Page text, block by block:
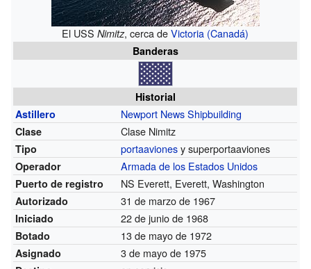
El USSNimitz, cerca deVictoria (Canadá)
Banderas
Historial
Astillero
Newport News Shipbuilding
Clase Clase Nimitz
Tipo portaavionesy superportaaviones
Operador Armada de los Estados Unidos
Puerto de registro NS Everett, Everett, Washington
Autorizado 31 de marzo de 1967
Iniciado 22 de junio de 1968
Botado 13 de mayo de 1972
Asignado 3 de mayo de 1975